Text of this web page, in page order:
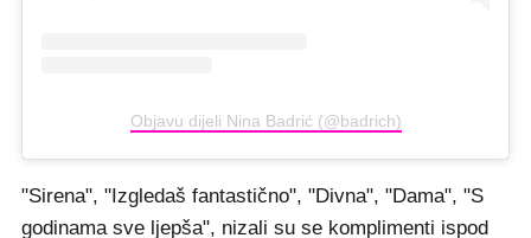
Objavu dijeli Nina Badrić (@badrich)
"Sirena", "Izgledaš fantastično", "Divna", "Dama", "S
godinama sve ljepša", nizali su se komplimenti ispod